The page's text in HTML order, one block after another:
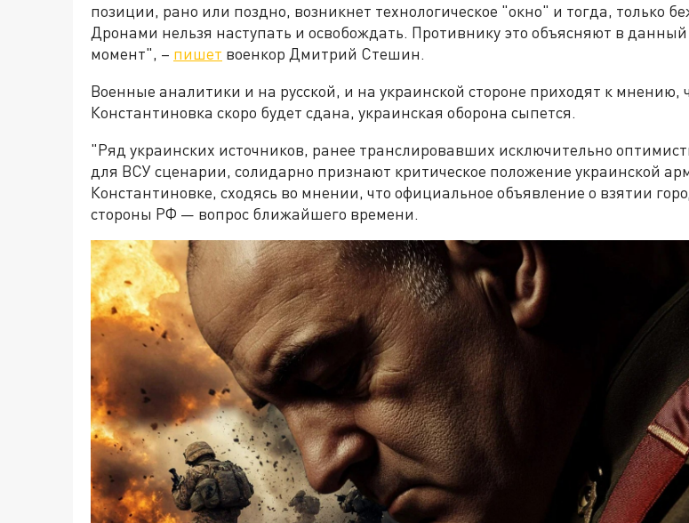
позиции, рано или поздно, возникнет технологическое "окно" и тогда, только
Дронами нельзя наступать и освобождать. Противнику это объясняют в данный
момент", – пишет военкор Дмитрий Стешин.
Военные аналитики и на русской, и на украинской стороне приходят к мнению,
Константиновка скоро будет сдана, украинская оборона сыпется.
"Ряд украинских источников, ранее транслировавших исключительно
для ВСУ сценарии, солидарно признают критическое положение украинской
Константиновке, сходясь во мнении, что официальное объявление о взятии
стороны РФ — вопрос ближайшего времени.